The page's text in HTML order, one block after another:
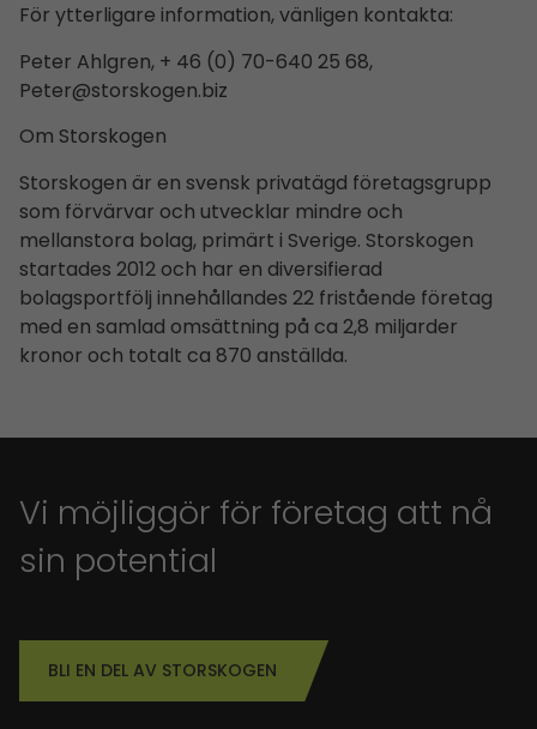
För ytterligare information, vänligen kontakta:
Peter Ahlgren, + 46 (0) 70-640 25 68,
Peter@storskogen.biz
Om Storskogen
Storskogen är en svensk privatägd företagsgrupp
som förvärvar och utvecklar mindre och
mellanstora bolag, primärt i Sverige. Storskogen
startades 2012 och har en diversifierad
bolagsportfölj innehållandes 22 fristående företag
med en samlad omsättning på ca 2,8 miljarder
kronor och totalt ca 870 anställda.
Vi möjliggör för företag att nå
sin potential
BLI EN DEL AV STORSKOGEN